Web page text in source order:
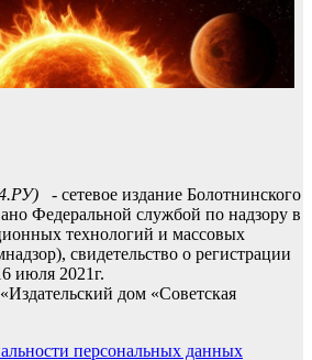
- сетевое издание Болотнинского
Федеральной службой по надзору в
технологий и массовых
свидетельство о регистрации
июля 2021г.
дом «Советская
персональных данных